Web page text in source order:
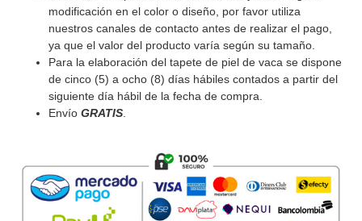
modificación en el color o diseño, por favor utiliza
nuestros canales de contacto antes de realizar el pago,
ya que el valor del producto varía según su tamaño.
Para la elaboración del tapete de piel de vaca se dispone
de cinco (5) a ocho (8) días hábiles contados a partir del
siguiente día hábil de la fecha de compra.
Envío GRATIS.